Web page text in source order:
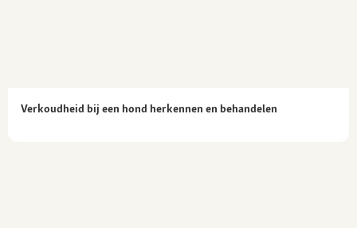
Verkoudheid bij een hond herkennen en behandelen